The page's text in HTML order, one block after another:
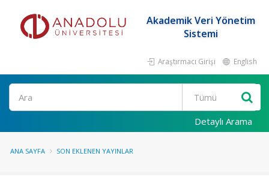
Akademik Veri Yönetim
Sistemi
Araştırmacı Girişi English
Ara
Detaylı Arama
ANA SAYFA SON EKLENEN YAYINLAR